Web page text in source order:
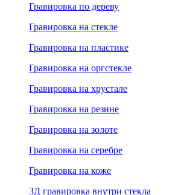
Гравировка по дереву
Гравировка на стекле
Гравировка на пластике
Гравировка на оргстекле
Гравировка на хрустале
Гравировка на резине
Гравировка на золоте
Гравировка на серебре
Гравировка на коже
3Д гравировка внутри стекла